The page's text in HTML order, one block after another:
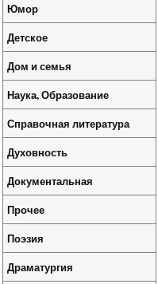
Юмор
Детское
Дом и семья
Наука, Образование
Справочная литература
Духовность
Документальная
Прочее
Поэзия
Драматургия